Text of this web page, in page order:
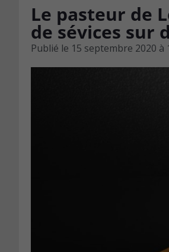
Le pasteur de
de sévices sur
Publié le 15 septembre 2020 à